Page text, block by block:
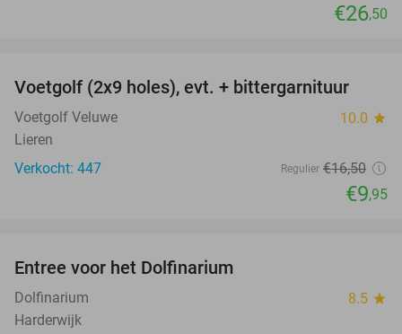
€26,50
40%
Voetgolf (2x9 holes), evt. + bittergarnituur
Voetgolf Veluwe 10.0 star
Lieren
Verkocht: 447
Regulier €16,50
€9,95
Entree voor het Dolfinarium
Dolfinarium 8.5 star
Harderwijk